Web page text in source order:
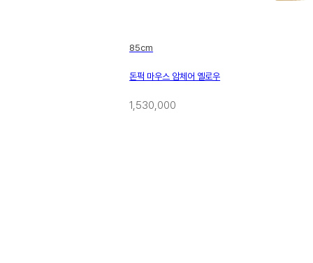
85cm
돈퍽 마우스 암체어 옐로우
1,530,000